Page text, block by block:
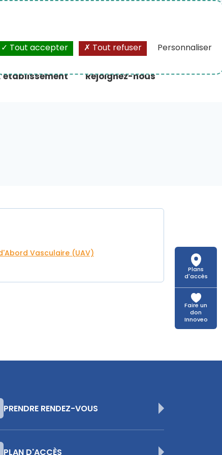
Rejoignez-nous
Plans
d'accès
Faire un
don
Innoveo
Vasculaire (UAV)
PRENDRE RENDEZ-VOUS
PLAN D'ACCÈS
Tout accepter Tout refuser Personnaliser